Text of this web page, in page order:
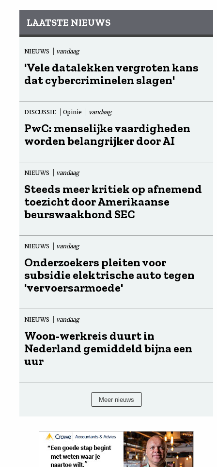
LAATSTE NIEUWS
NIEUWS vandaag
'Vele datalekken vergroten kans
dat cybercriminelen slagen'
DISCUSSIE Opinie vandaag
PwC: menselijke vaardigheden
worden belangrijker door AI
NIEUWS vandaag
Steeds meer kritiek op afnemend
toezicht door Amerikaanse
beurswaakhond SEC
NIEUWS vandaag
Onderzoekers pleiten voor
subsidie elektrische auto tegen
'vervoersarmoede'
NIEUWS vandaag
Woon-werkreis duurt in
Nederland gemiddeld bijna een
uur
Meer nieuws